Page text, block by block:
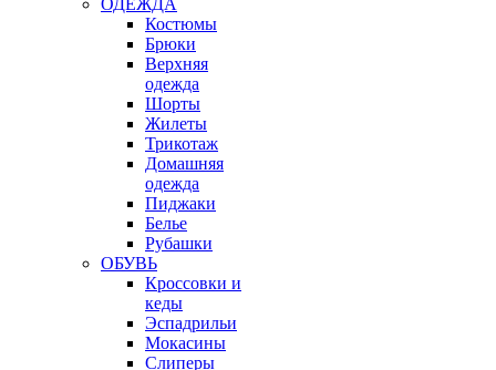
ОДЕЖДА
Костюмы
Брюки
Верхняя
одежда
Шорты
Жилеты
Трикотаж
Домашняя
одежда
Пиджаки
Белье
Рубашки
ОБУВЬ
Кроссовки и
кеды
Эспадрильи
Мокасины
Слиперы